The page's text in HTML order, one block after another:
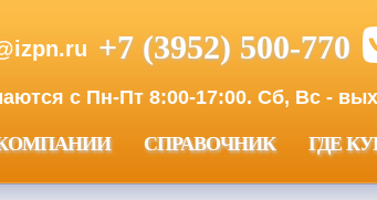
+7 (3952) 500-770
с Пн-Пт 8:00-17:00. Сб, Вс -
СПРАВОЧНИК ГДЕ